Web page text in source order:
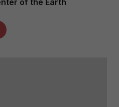
of the Earth